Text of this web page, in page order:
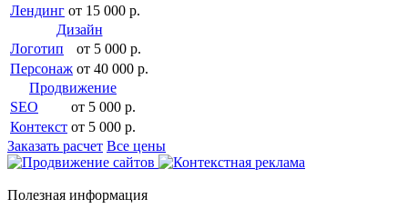
Лендинг от 15 000 р.
Дизайн
Логотип
от 5 000 р.
Персонаж от 40 000 р.
Продвижение
SEO
от 5 000 р.
Контекст от 5 000 р.
Заказать расчет Все цены
Полезная информация